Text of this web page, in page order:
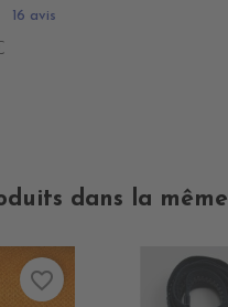
16 avis
dans la même
favorite_border